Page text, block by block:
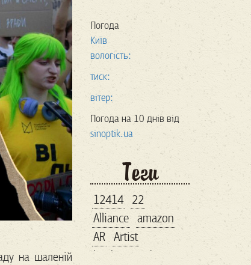
на шаленій
Погода
Київ
вологість:
тиск:
вітер:
Погода на 10 днів від
sinoptik.ua
Теги
12414 22
Alliance amazon
AR Artist
bankroupt
bitcoin